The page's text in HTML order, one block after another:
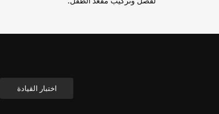
اختبار القيادة